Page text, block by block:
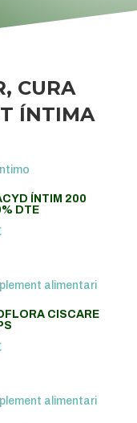
CURA
ÍNTIMA
ÍNTIM 200
DTE
CISCARE